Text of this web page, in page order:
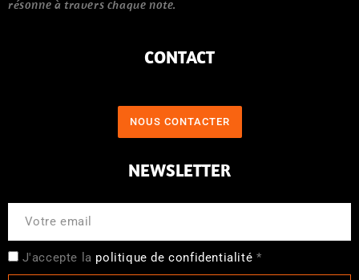
résonne à travers chaque note.
CONTACT
NOUS CONTACTER
NEWSLETTER
J'accepte la politique de confidentialité *